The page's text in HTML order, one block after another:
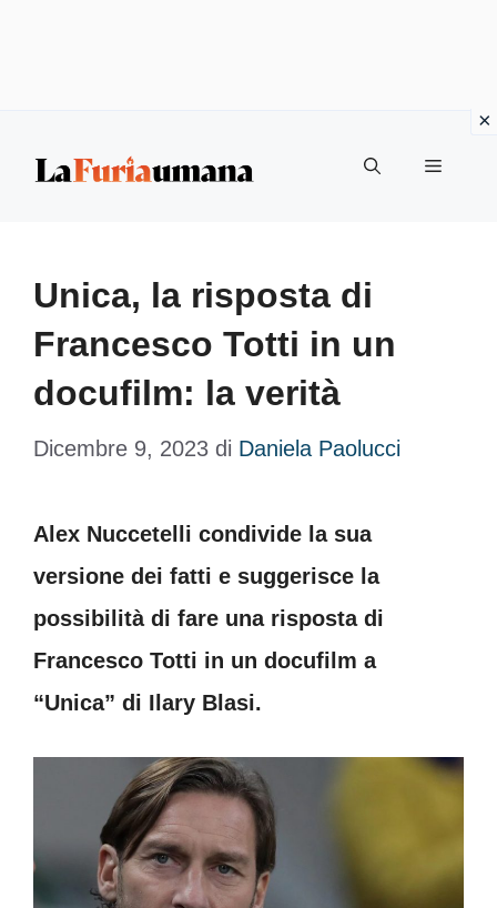
Menu
Unica, la risposta di
Francesco Totti in un
docufilm: la verità
Dicembre 9, 2023 di Daniela Paolucci
Alex Nuccetelli condivide la sua
versione dei fatti e suggerisce la
possibilità di fare una risposta di
Francesco Totti in un docufilm a
“Unica” di Ilary Blasi.